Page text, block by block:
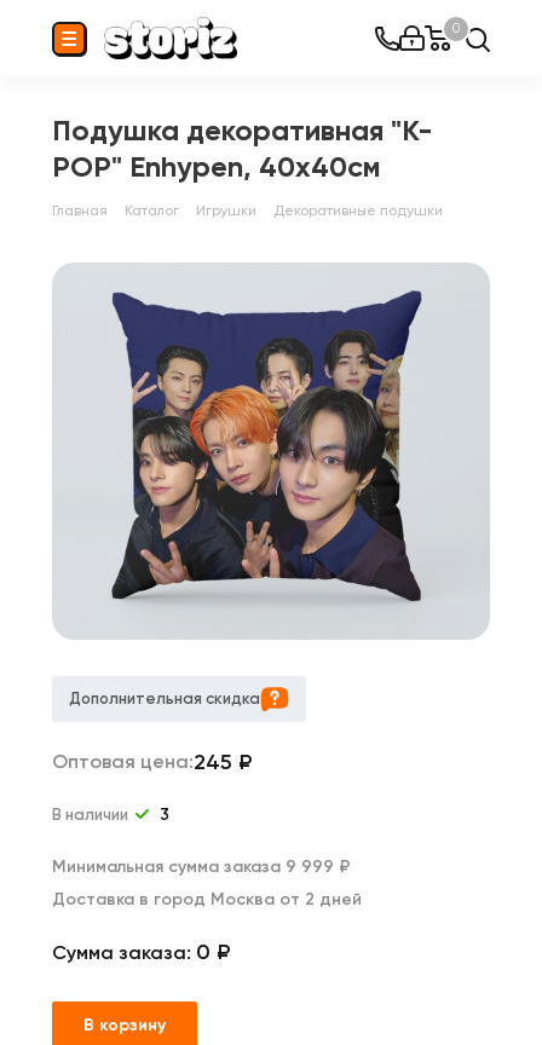
0
Подушка декоративная "K-
POP" Enhypen, 40x40см
Главная Каталог Игрушки Декоративные подушки
Дополнительная скидка
Оптовая цена:245 ₽
В наличии 3
Минимальная сумма заказа 9 999 ₽
Доставка в город Москва от 2 дней
Сумма заказа: 0 ₽
В корзину